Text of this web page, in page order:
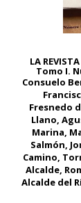
LA
Tomo I.
Consuelo
Fresnedo
Llano,
Marina,
Salmón,
Camino,
Alcalde,
Alcalde del